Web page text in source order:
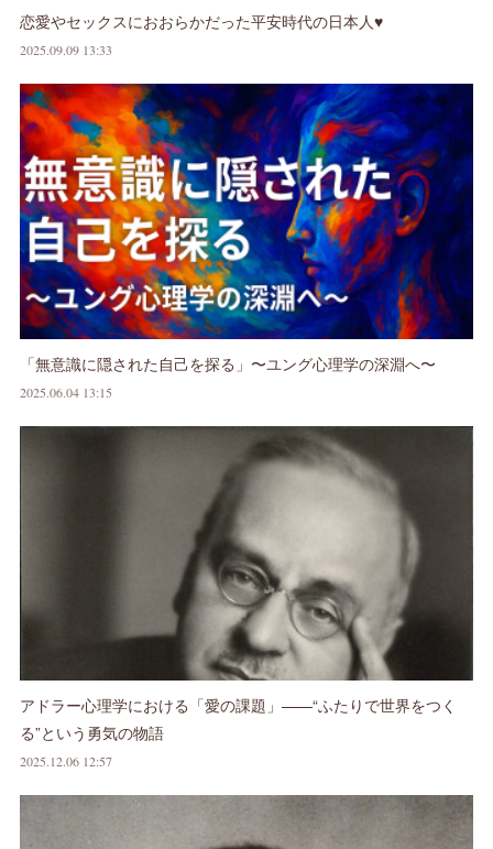
恋愛やセックスにおおらかだった平安時代の日本人♥
2025.09.09 13:33
「無意識に隠された自己を探る」〜ユング心理学の深淵へ〜
2025.06.04 13:15
アドラー心理学における「愛の課題」——“ふたりで世界をつく
る”という勇気の物語
2025.12.06 12:57